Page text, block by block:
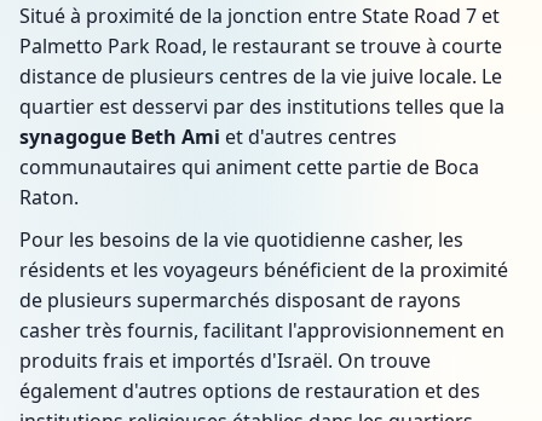
Situé à proximité de la jonction entre State Road 7 et
Palmetto Park Road, le restaurant se trouve à courte
distance de plusieurs centres de la vie juive locale. Le
quartier est desservi par des institutions telles que la
synagogue Beth Ami et d'autres centres
communautaires qui animent cette partie de Boca
Raton.
Pour les besoins de la vie quotidienne casher, les
résidents et les voyageurs bénéficient de la proximité
de plusieurs supermarchés disposant de rayons
casher très fournis, facilitant l'approvisionnement en
produits frais et importés d'Israël. On trouve
également d'autres options de restauration et des